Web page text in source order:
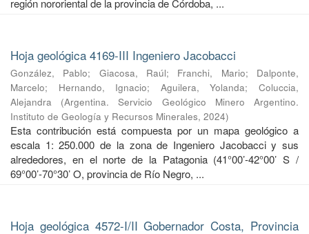
Hoja geológica 4169-III Ingeniero Jacobacci
González, Pablo; Giacosa, Raúl; Franchi, Mario; Dalponte,
Marcelo; Hernando, Ignacio; Aguilera, Yolanda;Coluccia,
Alejandra
(Argentina. Servicio Geológico Minero Argentino.
Instituto de Geología y Recursos Minerales, 2024)
Esta contribución está compuesta por un mapa geológico a
escala 1: 250.000 de la zona de Ingeniero Jacobacci y sus
alrededores, en el norte de la Patagonia (41°00’-42°00’ S /
69°00’-70°30’ O, provincia de Río Negro, ...
Hoja geológica 4572-I/II Gobernador Costa, Provincia